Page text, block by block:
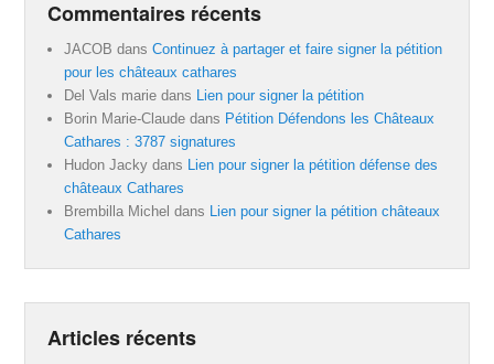
Commentaires récents
JACOB dansContinuez à partager et faire signer la pétition
pour les châteaux cathares
Del Vals marie dans Lien pour signer la pétition
Borin Marie-Claude dans Pétition Défendons les Châteaux
Cathares : 3787 signatures
Hudon Jacky dans Lien pour signer la pétition défense des
châteaux Cathares
Brembilla Michel dans Lien pour signer la pétition châteaux
Cathares
Articles récents